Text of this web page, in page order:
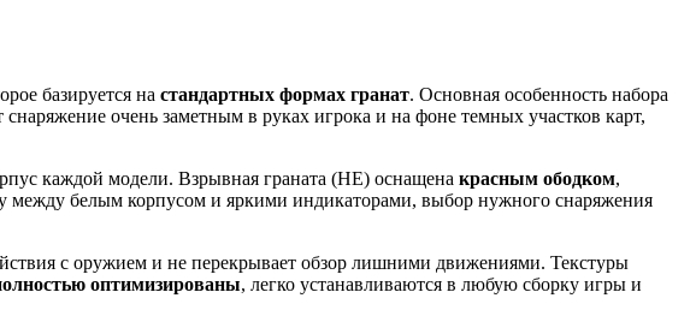
базируется на стандартных формах гранат. Основная особенность набора
снаряжение очень заметным в руках игрока и на фоне темных участков карт,
каждой модели. Взрывная граната (HE) оснащена красным ободком,
между белым корпусом и яркими индикаторами, выбор нужного снаряжения
с оружием и не перекрывает обзор лишними движениями. Текстуры
оптимизированы, легко устанавливаются в любую сборку игры и